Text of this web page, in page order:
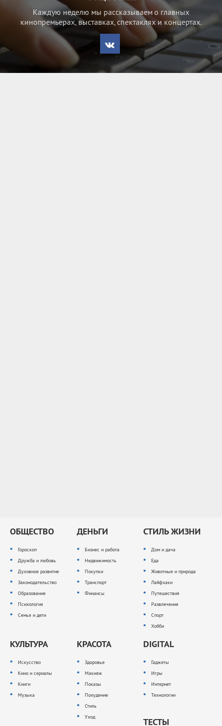
Каждую неделю мы рассказываем о главных
кинопремьерах, выставках, спектаклях и концертах.
ОБЩЕСТВО
Гороскоп
Дружба и любовь
Духовное развитие
Законодательство
Образование
Психология
Семья и дети
ДЕНЬГИ
Бизнес и работа
Недвижимость
Покупки
Транспорт
Финансы
СТИЛЬ ЖИЗНИ
Дом и дача
Еда
Животные и природа
Лайфхаки
Путешествия
Развлечения
Спорт
Хобби
КУЛЬТУРА
Искусство
Кино и сериалы
Книги
Музыка
КРАСОТА
Здоровье
Макияж
Показы
Похудение
Стиль
Уход
DIGITAL
Гаджеты
Игры
Интернет
Технологии
ТЕСТЫ